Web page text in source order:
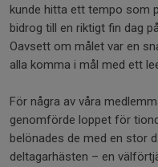
kunde hitta ett tempo som
bidrog till en riktigt fin dag
Oavsett om målet var en
alla komma i mål med ett
För några av våra
genomförde loppet för
belönades de med en stor
deltagarhästen – en